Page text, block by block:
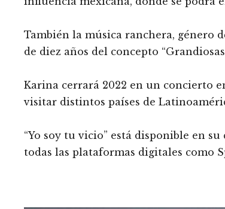
También la música ranchera, género
de diez años del concepto
Karina cerrará 2022 en un concierto
visitar distintos países de
“Yo soy tu vicio” está disponible en
todas las plataformas digitales como